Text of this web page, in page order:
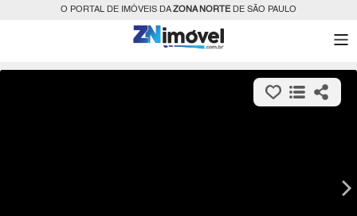
O PORTAL DE IMÓVEIS DAZONA NORTEDE SÃO PAULO